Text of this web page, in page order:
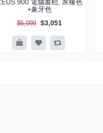
900 電腦書枱, 灰橡色
+象牙色
$5,099 $3,051